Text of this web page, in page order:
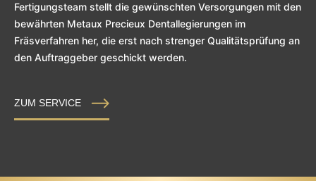
Fertigungsteam stellt die gewünschten Versorgungen mit den
bewährten Metaux Precieux Dentallegierungen im
Fräsverfahren her, die erst nach strenger Qualitätsprüfung an
den Auftraggeber geschickt werden.
ZUM SERVICE